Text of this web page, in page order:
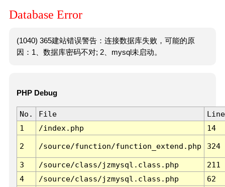
Database Error
(1040) 365建站错误警告：连接数据库失败，可能的原
因：1、数据库密码不对; 2、mysql未启动。
PHP Debug
No. File
Line
1
/index.php 14
2 /source/function/function_extend.php 324
3 /source/class/jzmysql.class.php
211
4
/source/class/jzmysql.class.php
62